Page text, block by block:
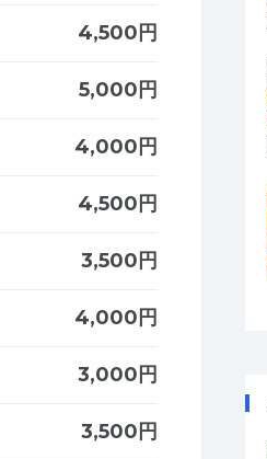
4,500円
5,000円
4,000円
4,500円
3,500円
4,000円
3,000円
3,500円